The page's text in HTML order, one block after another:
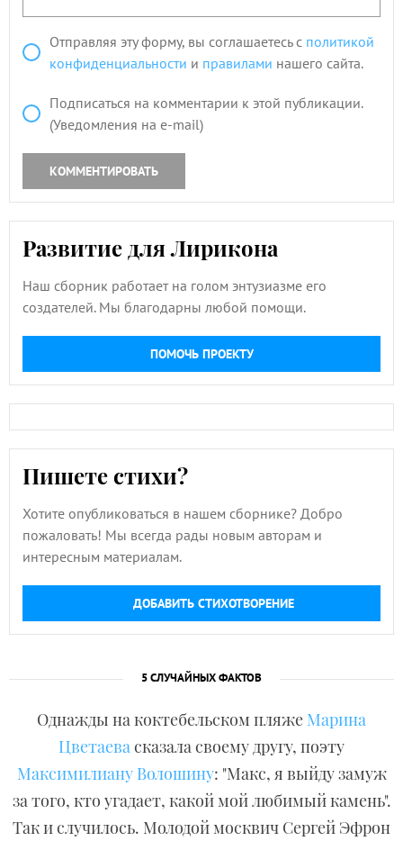
Отправляя эту форму, вы соглашаетесь с политикой
конфиденциальности и правилами нашего сайта.
Подписаться на комментарии к этой публикации.
(Уведомления на e-mail)
КОММЕНТИРОВАТЬ
Развитие для Лирикона
Наш сборник работает на голом энтузиазме его
создателей. Мы благодарны любой помощи.
ПОМОЧЬ ПРОЕКТУ
Пишете стихи?
Хотите опубликоваться в нашем сборнике? Добро
пожаловать! Мы всегда рады новым авторам и
интересным материалам.
ДОБАВИТЬ СТИХОТВОРЕНИЕ
5 СЛУЧАЙНЫХ ФАКТОВ
Однажды на коктебельском пляже Марина
Цветаевасказала своему другу, поэту
Максимилиану Волошину: "Макс, я выйду замуж
за того, кто угадает, какой мой любимый камень".
Так и случилось. Молодой москвич Сергей Эфрон